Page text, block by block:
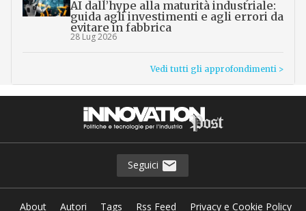
AI dall’hype alla maturità industriale:
guida agli investimenti e agli errori da
evitare in fabbrica
28 Lug 2026
Vedi tutti gli approfondimenti >
Seguici
About Autori Tags Rss Feed
Privacy e Cookie Policy